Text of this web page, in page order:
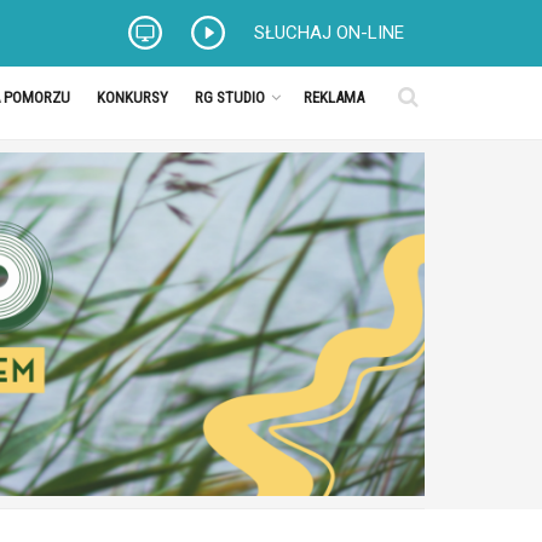
SŁUCHAJ ON-LINE
KONKURSY RG STUDIO REKLAMA